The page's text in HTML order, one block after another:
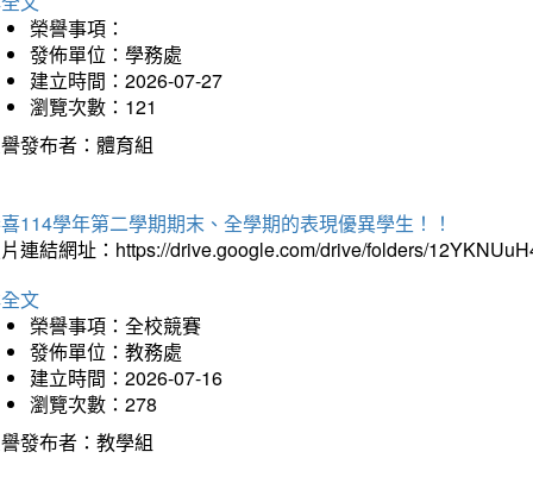
榮譽事項：
發佈單位：學務處
建立時間：2026-07-27
瀏覽次數：121
發布者：體育組
114學年第二學期期末、全學期的表現優異學生！！
連結網址：https://drive.google.com/drive/folders/
文
榮譽事項：全校競賽
發佈單位：教務處
建立時間：2026-07-16
瀏覽次數：278
發布者：教學組